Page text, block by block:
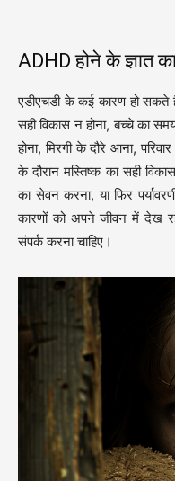
ADHD होने के ज्ञात
एडीएचडी के कई कारण हो सकते
सही विकास न होना, बच्चे का
होना, मिरगी के दौरे आना,
के दौरान मस्तिष्क का सही
का सेवन करना, या फिर
कारणों को अपने जीवन में देख
संपर्क करना चाहिए।